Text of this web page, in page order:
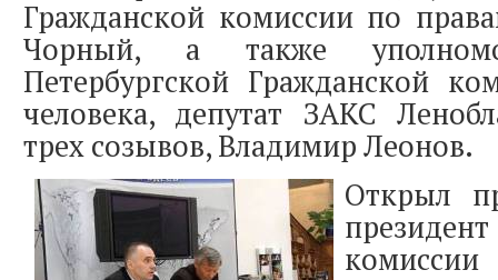
Гражданской комиссии по
Чорный, а также
Петербургской Гражданской
человека, депутат ЗАКС
трех созывов, Владимир Леонов.
Открыл